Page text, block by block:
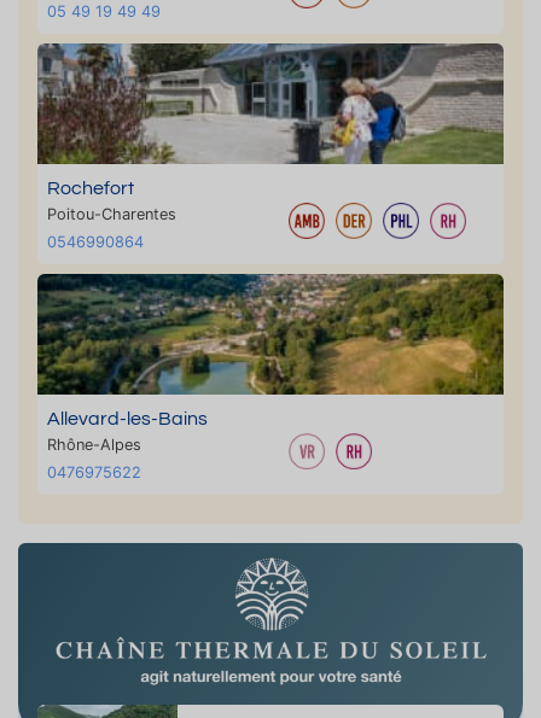
05 49 19 49 49
Rochefort
Poitou-Charentes
0546990864
Allevard-les-Bains
Rhône-Alpes
0476975622